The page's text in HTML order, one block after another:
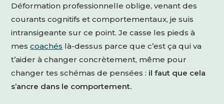
Déformation professionnelle oblige, venant des
courants cognitifs et comportementaux, je suis
intransigeante sur ce point. Je casse les pieds à
mescoachés là-dessus parce que c’est ça qui va
t’aider à changer concrètement, même pour
changer tes schémas de pensées : il faut que cela
s’ancre dans le comportement.